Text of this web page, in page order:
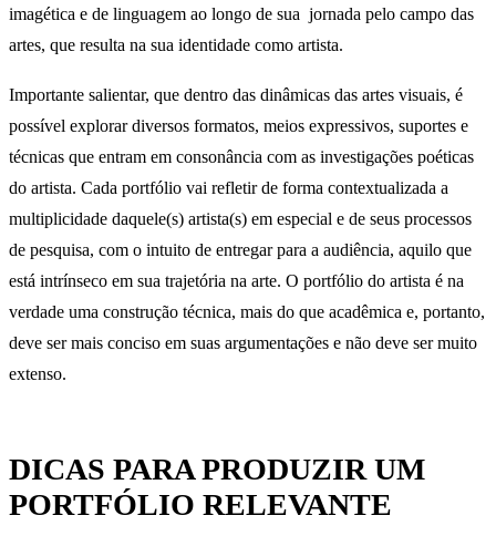
imagética e de linguagem ao longo de sua jornada pelo campo das
artes, que resulta na sua identidade como artista.
Importante salientar, que dentro das dinâmicas das artes visuais, é
possível explorar diversos formatos, meios expressivos, suportes e
técnicas que entram em consonância com as investigações poéticas
do artista. Cada portfólio vai refletir de forma contextualizada a
multiplicidade daquele(s) artista(s) em especial e de seus processos
de pesquisa, com o intuito de entregar para a audiência, aquilo que
está intrínseco em sua trajetória na arte. O portfólio do artista é na
verdade uma construção técnica, mais do que acadêmica e, portanto,
deve ser mais conciso em suas argumentações e não deve ser muito
extenso.
DICAS PARA PRODUZIR UM
PORTFÓLIO RELEVANTE